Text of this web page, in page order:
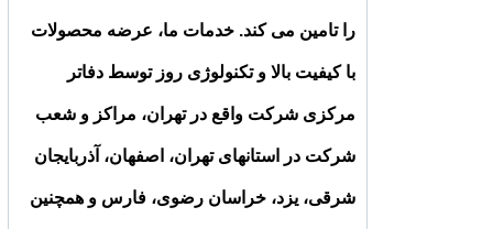
را تامین می کند. خدمات ما، عرضه محصولات
با کیفیت بالا و تکنولوژی روز توسط دفاتر
مرکزی شرکت واقع در تهران، مراکز و شعب
شرکت در استانهای تهران، اصفهان، آذربایجان
شرقی، یزد، خراسان رضوی، فارس و همچنین